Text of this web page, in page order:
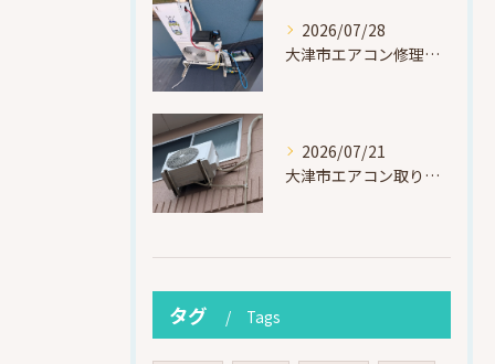
2026/07/28
大津市エアコン修理｜冷媒漏れを特定！高所作業で東芝RAS-F221ARTを修理・ガスチャージ
2026/07/21
大津市エアコン取り付け｜他社で断られたマンション3階の壁面アングル高所作業（ハイセンス HA-J22H-W・プレジーオビワコ）
タグ Tags